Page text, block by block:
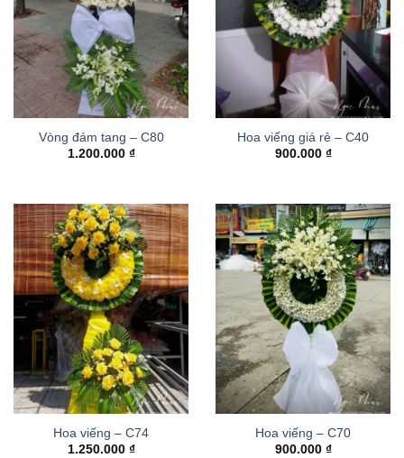
Vòng đám tang – C80
1.200.000 ₫
Hoa viếng giá rẻ – C40
900.000 ₫
Hoa viếng – C74
1.250.000 ₫
Hoa viếng – C70
900.000 ₫